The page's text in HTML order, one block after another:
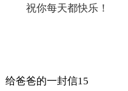
祝你每天都快乐！
给爸爸的一封信15